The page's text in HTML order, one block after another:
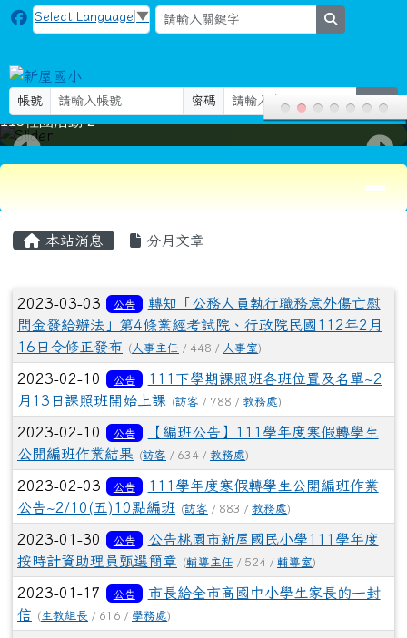
跳至主內容區
新屋國小
Select Language ▼
帳號 密碼 登入
115社團活動-2
本站消息 分月文章
文章列表
2023-03-03 公告
轉知「公務人員執行職務意外傷亡慰
問金發給辦法」第4條業經考試院、行政院民國112年2月
16日令修正發布
( 人事主任 / 448 / 人事室)
2023-02-10 公告
111下學期課照班各班位置及名單~2
月13日課照班開始上課
(訪客 / 788 / 教務處)
2023-02-10 公告
【編班公告】111學年度寒假轉學生
公開編班作業結果
(訪客 / 634 / 教務處)
2023-02-03 公告
111學年度寒假轉學生公開編班作業
公告~2/10(五)10點編班
(訪客 / 883 / 教務處)
2023-01-30 公告
公告桃園市新屋國民小學111學年度
按時計資助理員甄選簡章
(輔導主任 / 524 / 輔導室)
2023-01-17 公告
市長給全市高國中小學生家長的一封
信
(生教組長 / 616 / 學務處)